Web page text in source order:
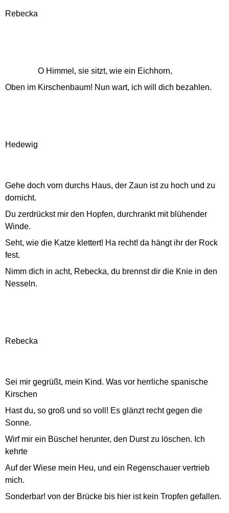
Rebecka
O Himmel, sie sitzt, wie ein Eichhorn,
Oben im Kirschenbaum! Nun wart, ich will dich bezahlen.
Hedewig
Gehe doch vorn durchs Haus, der Zaun ist zu hoch und zu
dornicht.
Du zerdrückst mir den Hopfen, durchrankt mit blühender
Winde.
Seht, wie die Katze klettert! Ha recht! da hängt ihr der Rock
fest.
Nimm dich in acht, Rebecka, du brennst dir die Knie in den
Nesseln.
Rebecka
Sei mir gegrüßt, mein Kind. Was vor herrliche spanische
Kirschen
Hast du, so groß und so voll! Es glänzt recht gegen die
Sonne.
Wirf mir ein Büschel herunter, den Durst zu löschen. Ich
kehrte
Auf der Wiese mein Heu, und ein Regenschauer vertrieb
mich.
Sonderbar! von der Brücke bis hier ist kein Tropfen gefallen.